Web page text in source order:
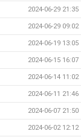
2024-06-29 21:35
2024-06-29 09:02
2024-06-19 13:05
2024-06-15 16:07
2024-06-14 11:02
2024-06-11 21:46
2024-06-07 21:50
2024-06-02 12:12